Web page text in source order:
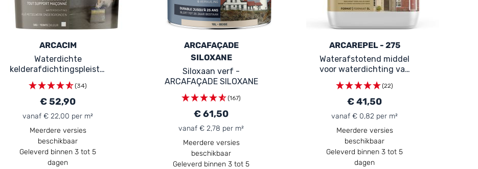
ARCACIM
Waterdichte
kelderafdichtingspleister
voor beton, goot en
fundering: ARCACIM
(34)
€ 52,90
vanaf € 22,00 per m²
Meerdere versies
beschikbaar
Geleverd binnen 3 tot 5
dagen
ARCAFAÇADE
SILOXANE
Siloxaan verf -
ARCAFAÇADE SILOXANE
(167)
€ 61,50
vanaf € 2,78 per m²
Meerdere versies
beschikbaar
Geleverd binnen 3 tot 5
ARCAREPEL - 275
Waterafstotend middel
voor waterdichting van
gevels in steen, poreuze
baksteen, pleister en
stucwerk: ARCAREPEL -
(22)
€ 41,50
vanaf € 0,82 per m²
Meerdere versies
beschikbaar
Geleverd binnen 3 tot 5
dagen